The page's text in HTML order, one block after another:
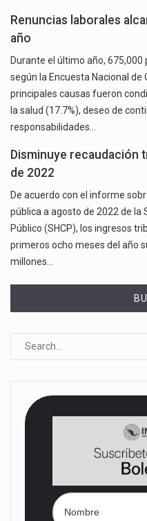
Renuncias laborales
año
Durante el último año,
según la Encuesta Nacional de
principales causas fueron
la salud (17.7%), deseo de
responsabilidades…
Disminuye recaudación
de 2022
De acuerdo con el informe
pública a agosto de 2022 de la
Público (SHCP), los ingresos
primeros ocho meses del año
millones…